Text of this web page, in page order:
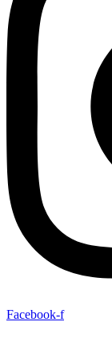
Facebook-f